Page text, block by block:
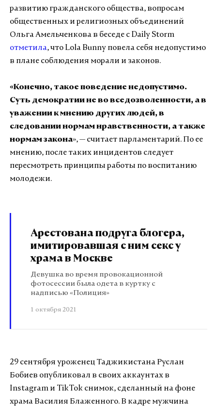
развитию гражданского общества, вопросам
общественных и религиозных объединений
Ольга Амельченкова в беседе с Daily Storm
отметила, что Lola Bunny повела себя недопустимо
в плане соблюдения морали и законов.
«Конечно, такое поведение недопустимо.
Суть демократии не во вседозволенности, а в
уважении к мнению других людей, в
следовании нормам нравственности, а также
нормам закона», — считает парламентарий. По ее
мнению, после таких инцидентов следует
пересмотреть принципы работы по воспитанию
молодежи.
Арестована подруга блогера,
имитировавшая с ним секс у
храма в Москве
Девушка во время провокационной
фотосессии была одета в куртку с
надписью «Полиция»
1 октября 2021
29 сентября уроженец Таджикистана Руслан
Бобиев опубликовал в своих аккаунтах в
Instagram и TikTok снимок, сделанный на фоне
храма Василия Блаженного. В кадре мужчина